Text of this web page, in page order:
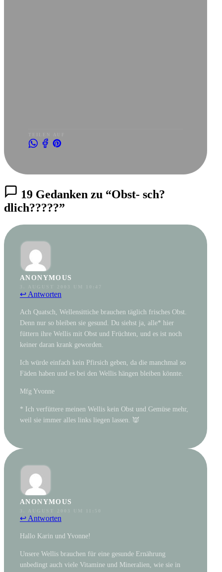
19 Gedanken zu “Obst- sch?
dlich?????”
ANONYMOUS
↩ Antworten
Ach Quatsch, Wellensittiche brauchen täglich frisches Obst.
Denn nur so bleiben sie gesund. Du siehst ja, alle* hier
füttern ihre Wellis mit Obst und Früchten, und es ist noch
keiner daran krank geworden.
Ich würde einfach kein Pfirsich geben, da die manchmal so
Fäden haben und es bei den Wellis hängen bleiben könnte.
Mfg Yvonne
* Ich verfüttere meinen Wellis kein Obst und Gemüse mehr,
weil sie immer alles links liegen lassen. 👿
ANONYMOUS
↩ Antworten
Hallo Karin und Yvonne!
Unsere Wellis brauchen für eine gesunde Ernährung
unbedingt auch viele Vitamine und Mineralien, wie sie in